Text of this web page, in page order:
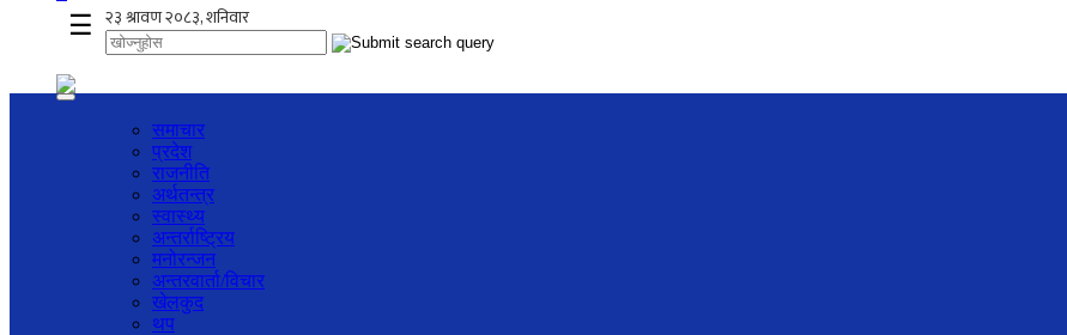
☰
समाचार
प्रदेश
राजनीति
अर्थतन्त्र
स्वास्थ्य
अन्तर्राष्ट्रिय
मनोरन्जन
अन्तरवार्ता/विचार
खेलकुद
थप